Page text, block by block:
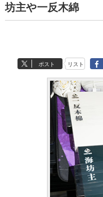
坊主や一反木綿
ポスト リスト